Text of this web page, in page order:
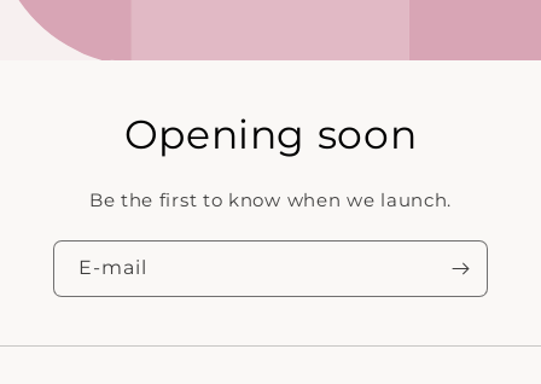
Opening soon
Be the first to know when we launch.
E‑mail